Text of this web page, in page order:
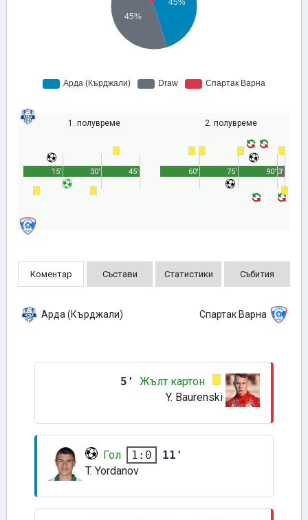
1. полувреме
45'
15' 30'
2. полувреме
90'
60' 75' 3'
Коментар Състави Статистики Събития
Арда (Кърджали) Спартак Варна
5'
Жълт картон
Y. Baurenski
Гол 1:0
11'
T. Yordanov